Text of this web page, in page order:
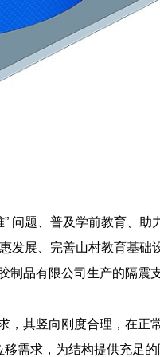
问题、普及学前教育、助
发展、完善山村教育基础
制品有限公司生产的隔震
，其竖向刚度合理，在正
需求，为结构提供充足